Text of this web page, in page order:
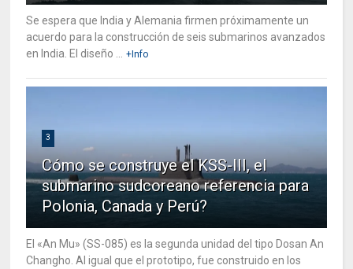
Se espera que India y Alemania firmen próximamente un
acuerdo para la construcción de seis submarinos avanzados
en India. El diseño ...
+Info
3
Cómo se construye el KSS-III, el
submarino sudcoreano referencia para
Polonia, Canada y Perú?
El «An Mu» (SS-085) es la segunda unidad del tipo Dosan An
Changho. Al igual que el prototipo, fue construido en los